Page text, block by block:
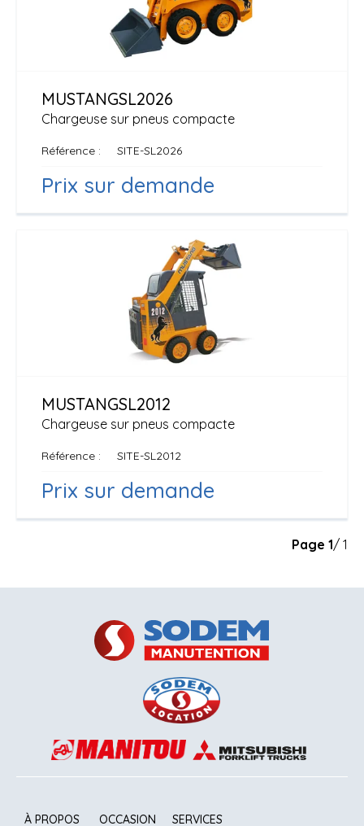
Chargeuse sur pneus compacte
MUSTANGSL2026
Référence SITE-SL2026
Prix sur demande
Chargeuse sur pneus compacte
MUSTANGSL2012
Référence SITE-SL2012
Prix sur demande
Page 1/ 1
À PROPOS OCCASION SERVICES